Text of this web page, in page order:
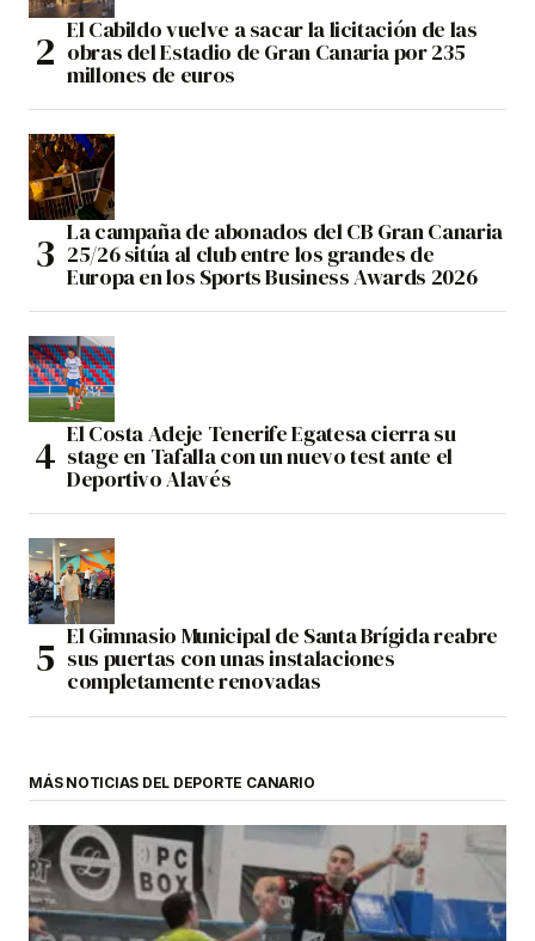
El Cabildo vuelve a sacar la licitación de las
obras del Estadio de Gran Canaria por 235
millones de euros
La campaña de abonados del CB Gran Canaria
25/26 sitúa al club entre los grandes de
Europa en los Sports Business Awards 2026
El Costa Adeje Tenerife Egatesa cierra su
stage en Tafalla con un nuevo test ante el
Deportivo Alavés
El Gimnasio Municipal de Santa Brígida reabre
sus puertas con unas instalaciones
completamente renovadas
MÁS NOTICIAS DEL DEPORTE CANARIO